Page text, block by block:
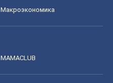
Mакроэкономика
MAMACLUB